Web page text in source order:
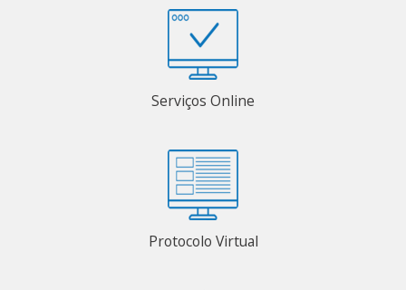
Serviços Online
Protocolo Virtual